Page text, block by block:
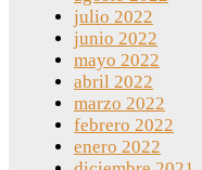
julio 2022
junio 2022
mayo 2022
abril 2022
marzo 2022
febrero 2022
enero 2022